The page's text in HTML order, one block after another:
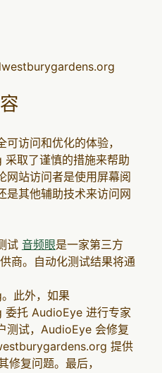
访问和优化的体验，
取了谨慎的措施来帮助
网站访问者是使用屏幕阅
是其他辅助技术来访问网
试 音频眼是一家第三方
商。自动化测试结果将通
此外，如果
托 AudioEye 进行专家
测试，AudioEye 会修复
提供
修复问题。最后，